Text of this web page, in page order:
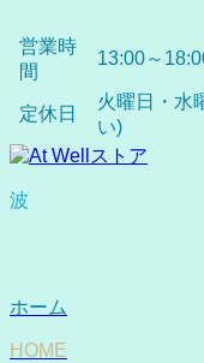
営業時
間
13:00～
定休日
火曜日・水
い)
波
ホーム
HOME